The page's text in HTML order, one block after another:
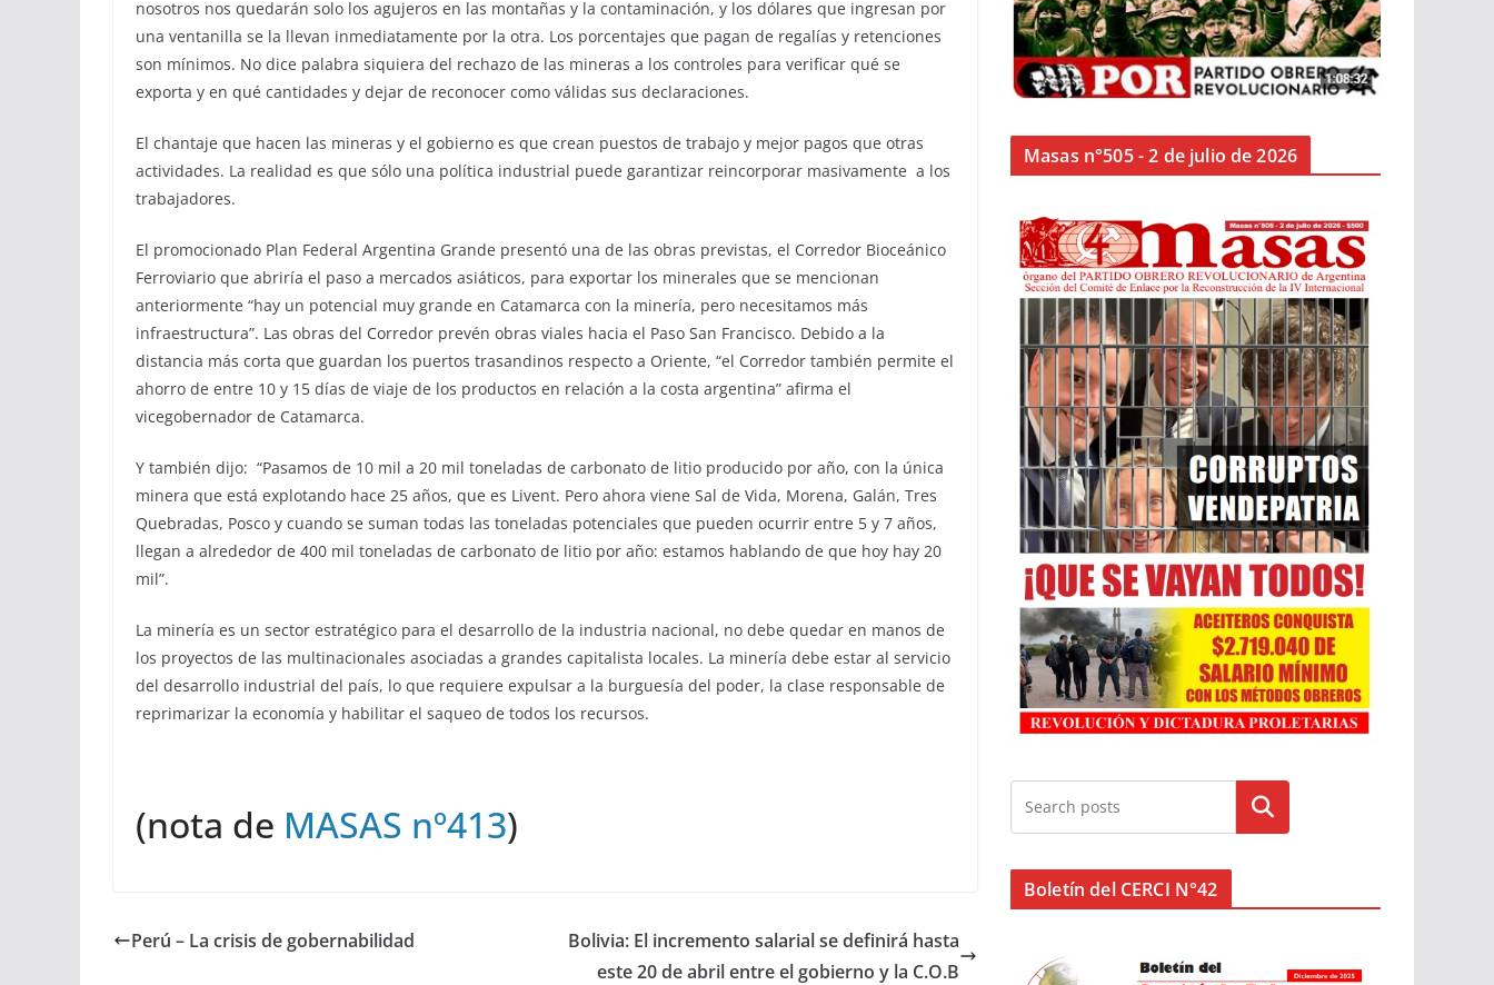
nosotros nos quedarán solo los agujeros en las montañas y la contaminación, y los dólares que ingresan por
una ventanilla se la llevan inmediatamente por la otra. Los porcentajes que pagan de regalías y retenciones
son mínimos. No dice palabra siquiera del rechazo de las mineras a los controles para verificar qué se
exporta y en qué cantidades y dejar de reconocer como válidas sus declaraciones.
El chantaje que hacen las mineras y el gobierno es que crean puestos de trabajo y mejor pagos que otras
actividades. La realidad es que sólo una política industrial puede garantizar reincorporar masivamente a los
trabajadores.
El promocionado Plan Federal Argentina Grande presentó una de las obras previstas, el Corredor Bioceánico
Ferroviario que abriría el paso a mercados asiáticos, para exportar los minerales que se mencionan
anteriormente “hay un potencial muy grande en Catamarca con la minería, pero necesitamos más
infraestructura”. Las obras del Corredor prevén obras viales hacia el Paso San Francisco. Debido a la
distancia más corta que guardan los puertos trasandinos respecto a Oriente, “el Corredor también permite el
ahorro de entre 10 y 15 días de viaje de los productos en relación a la costa argentina” afirma el
vicegobernador de Catamarca.
Y también dijo: “Pasamos de 10 mil a 20 mil toneladas de carbonato de litio producido por año, con la única
minera que está explotando hace 25 años, que es Livent. Pero ahora viene Sal de Vida, Morena, Galán, Tres
Quebradas, Posco y cuando se suman todas las toneladas potenciales que pueden ocurrir entre 5 y 7 años,
llegan a alrededor de 400 mil toneladas de carbonato de litio por año: estamos hablando de que hoy hay 20
mil”.
La minería es un sector estratégico para el desarrollo de la industria nacional, no debe quedar en manos de
los proyectos de las multinacionales asociadas a grandes capitalista locales. La minería debe estar al servicio
del desarrollo industrial del país, lo que requiere expulsar a la burguesía del poder, la clase responsable de
reprimarizar la economía y habilitar el saqueo de todos los recursos.
(nota de MASAS nº413)
Perú – La crisis de gobernabilidad
Bolivia: El incremento salarial se definirá hasta
este 20 de abril entre el gobierno y la C.O.B
Masas n°505 - 2 de julio de 2026
Buscar
Boletín del CERCI N°42